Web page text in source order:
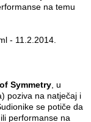
na temu
- 11.2.2014.
Symmetry, u
poziva na natječaj i
se potiče da
performanse na